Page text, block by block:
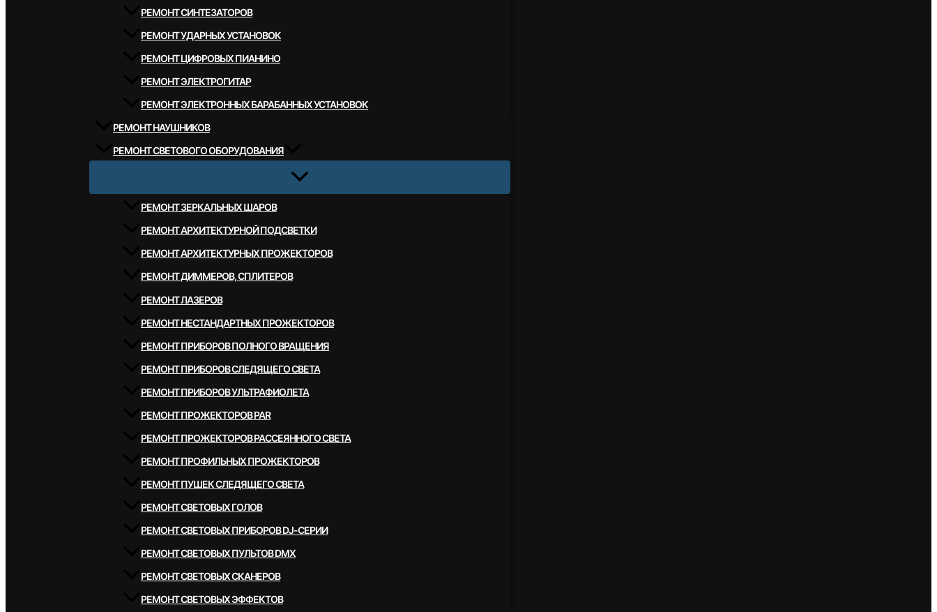
РЕМОНТ СИНТЕЗАТОРОВ
РЕМОНТ УДАРНЫХ УСТАНОВОК
РЕМОНТ ЦИФРОВЫХ ПИАНИНО
РЕМОНТ ЭЛЕКТРОГИТАР
РЕМОНТ ЭЛЕКТРОННЫХ БАРАБАННЫХ УСТАНОВОК
РЕМОНТ НАУШНИКОВ
РЕМОНТ СВЕТОВОГО ОБОРУДОВАНИЯ
РЕМОНТ ЗЕРКАЛЬНЫХ ШАРОВ
РЕМОНТ АРХИТЕКТУРНОЙ ПОДСВЕТКИ
РЕМОНТ АРХИТЕКТУРНЫХ ПРОЖЕКТОРОВ
РЕМОНТ ДИММЕРОВ, СПЛИТЕРОВ
РЕМОНТ ЛАЗЕРОВ
РЕМОНТ НЕСТАНДАРТНЫХ ПРОЖЕКТОРОВ
РЕМОНТ ПРИБОРОВ ПОЛНОГО ВРАЩЕНИЯ
РЕМОНТ ПРИБОРОВ СЛЕДЯЩЕГО СВЕТА
РЕМОНТ ПРИБОРОВ УЛЬТРАФИОЛЕТА
РЕМОНТ ПРОЖЕКТОРОВ PAR
РЕМОНТ ПРОЖЕКТОРОВ РАССЕЯННОГО СВЕТА
РЕМОНТ ПРОФИЛЬНЫХ ПРОЖЕКТОРОВ
РЕМОНТ ПУШЕК СЛЕДЯЩЕГО СВЕТА
РЕМОНТ СВЕТОВЫХ ГОЛОВ
РЕМОНТ СВЕТОВЫХ ПРИБОРОВ DJ-СЕРИИ
РЕМОНТ СВЕТОВЫХ ПУЛЬТОВ DMX
РЕМОНТ СВЕТОВЫХ СКАНЕРОВ
РЕМОНТ СВЕТОВЫХ ЭФФЕКТОВ